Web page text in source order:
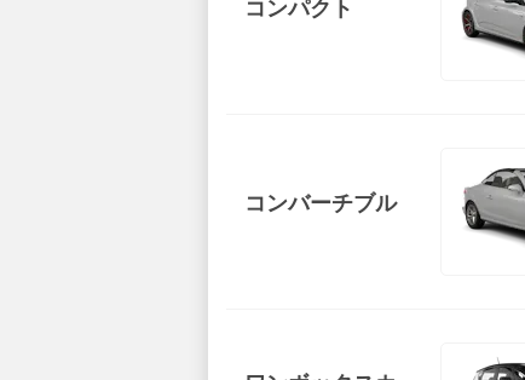
コンパクト
コンバーチブル